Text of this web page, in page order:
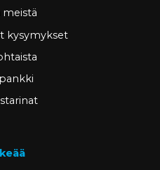
meistä
kysymykset